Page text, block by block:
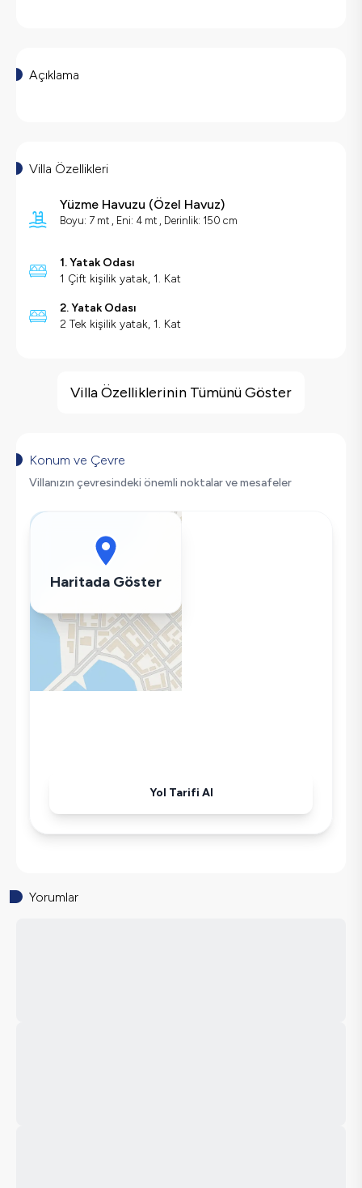
Açıklama
Villa Özellikleri
Yüzme Havuzu (Özel Havuz)
Boyu: 7 mt , Eni: 4 mt , Derinlik: 150 cm
1. Yatak Odası
1 Çift kişilik yatak, 1. Kat
2. Yatak Odası
2 Tek kişilik yatak, 1. Kat
Barbekü
Korunaklı Havuz
Saç Kurutma Makinası
Çamaşır Makinesi
Tost Makinesi
Mikrodalga
Kettle
Korunaklı Havuz
Villa Özelliklerinin Tümünü Göster
Konum ve Çevre
Villanızın çevresindeki önemli noktalar ve mesafeler
Haritada Göster
Yol Tarifi Al
Yorumlar